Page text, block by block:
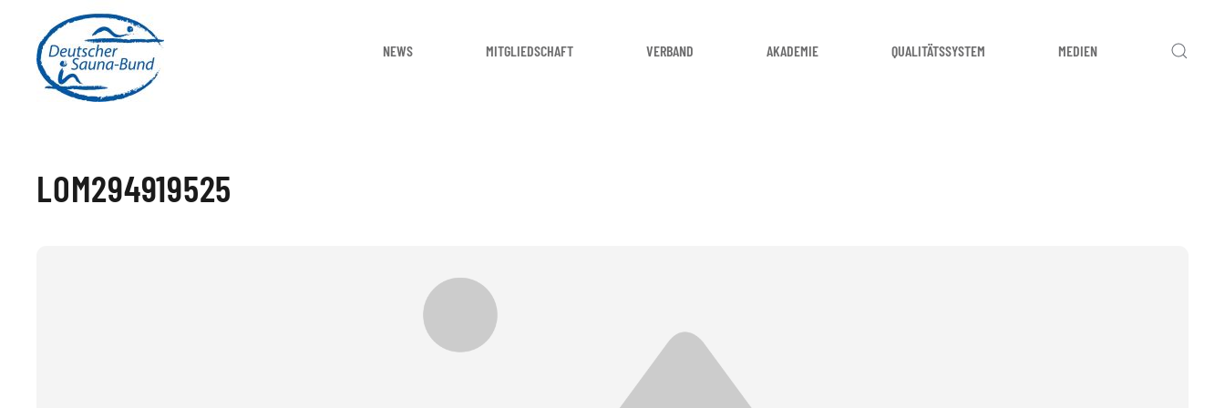
NEWS MITGLIEDSCHAFT VERBAND AKADEMIE QUALITÄTSSYSTEM MEDIEN
LOM294919525